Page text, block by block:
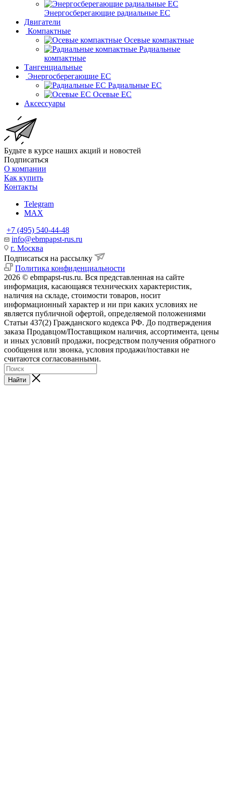
Энергосберегающие радиальные EC
Двигатели
Компактные
Осевые компактные
Радиальные
компактные
Тангенциальные
Энергосберегающие EC
Радиальные EC
Осевые EC
Аксессуары
Будьте в курсе наших акций и новостей
Подписаться
О компании
Как купить
Контакты
Telegram
MAX
+7 (495) 540-44-48
info@ebmpapst-rus.ru
г. Москва
Подписаться на рассылку
Политика конфиденциальности
2026 © ebmpapst-rus.ru. Вся представленная на сайте
информация, касающаяся технических характеристик,
наличия на складе, стоимости товаров, носит
информационный характер и ни при каких условиях не
является публичной офертой, определяемой положениями
Статьи 437(2) Гражданского кодекса РФ. До подтверждения
заказа Продавцом/Поставщиком наличия, ассортимента, цены
и иных условий продажи, посредством получения обратного
сообщения или звонка, условия продажи/поставки не
считаются согласованными.
Найти